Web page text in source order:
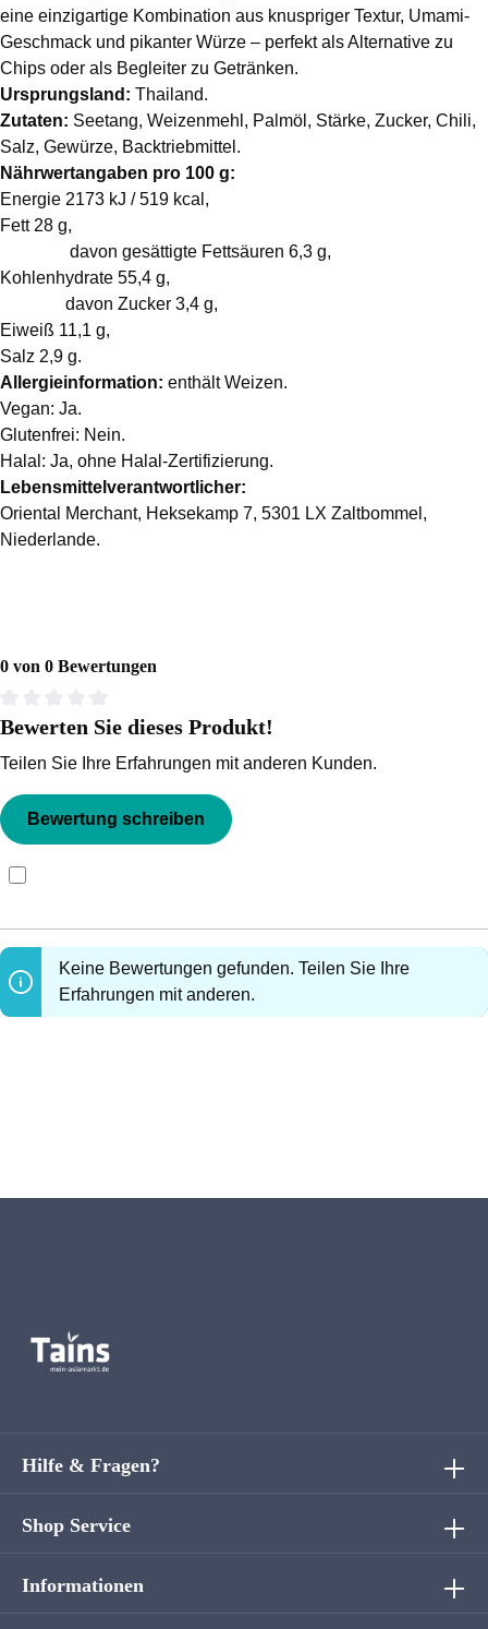
eine einzigartige Kombination aus knuspriger Textur, Umami-
Geschmack und pikanter Würze – perfekt als Alternative zu
Chips oder als Begleiter zu Getränken.
Ursprungsland: Thailand.
Zutaten: Seetang, Weizenmehl, Palmöl, Stärke, Zucker, Chili,
Salz, Gewürze, Backtriebmittel.
Nährwertangaben pro 100 g:
Energie 2173 kJ / 519 kcal,
Fett 28 g,
davon gesättigte Fettsäuren 6,3 g,
Kohlenhydrate 55,4 g,
davon Zucker 3,4 g,
Eiweiß 11,1 g,
Salz 2,9 g.
Allergieinformation: enthält Weizen.
Vegan: Ja.
Glutenfrei: Nein.
Halal: Ja, ohne Halal-Zertifizierung.
Lebensmittelverantwortlicher:
Oriental Merchant, Heksekamp 7, 5301 LX Zaltbommel,
Niederlande.
0 von 0 Bewertungen
Durchschnittliche Bewertung von 0 von 5 Sternen
Bewerten Sie dieses Produkt!
Teilen Sie Ihre Erfahrungen mit anderen Kunden.
Bewertung schreiben
Keine Bewertungen gefunden. Teilen Sie Ihre
Erfahrungen mit anderen.
Hilfe & Fragen?
Shop Service
Informationen